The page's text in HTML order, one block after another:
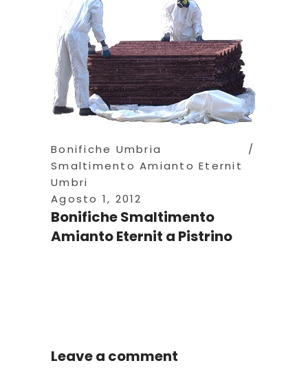
Bonifiche Umbria
Smaltimento Amianto Eternit
Umbri
Agosto 1, 2012
Bonifiche Smaltimento
Amianto Eternit a Pistrino
Leave a comment